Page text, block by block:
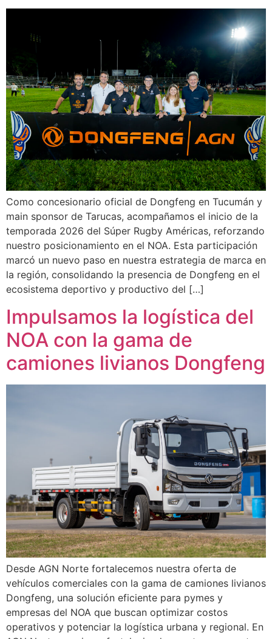
Como concesionario oficial de Dongfeng en Tucumán y
main sponsor de Tarucas, acompañamos el inicio de la
temporada 2026 del Súper Rugby Américas, reforzando
nuestro posicionamiento en el NOA. Esta participación
marcó un nuevo paso en nuestra estrategia de marca en
la región, consolidando la presencia de Dongfeng en el
ecosistema deportivo y productivo del […]
Impulsamos la logística del
NOA con la gama de
camiones livianos Dongfeng
Desde AGN Norte fortalecemos nuestra oferta de
vehículos comerciales con la gama de camiones livianos
Dongfeng, una solución eficiente para pymes y
empresas del NOA que buscan optimizar costos
operativos y potenciar la logística urbana y regional. En